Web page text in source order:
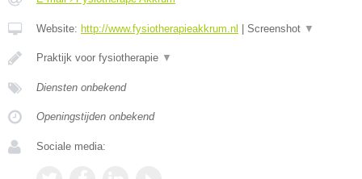
Website: http://www.fysiotherapieakkrum.nl | Screenshot ▼
Praktijk voor fysiotherapie ▼
Diensten onbekend
Openingstijden onbekend
Sociale media: